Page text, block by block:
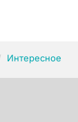
Интересное